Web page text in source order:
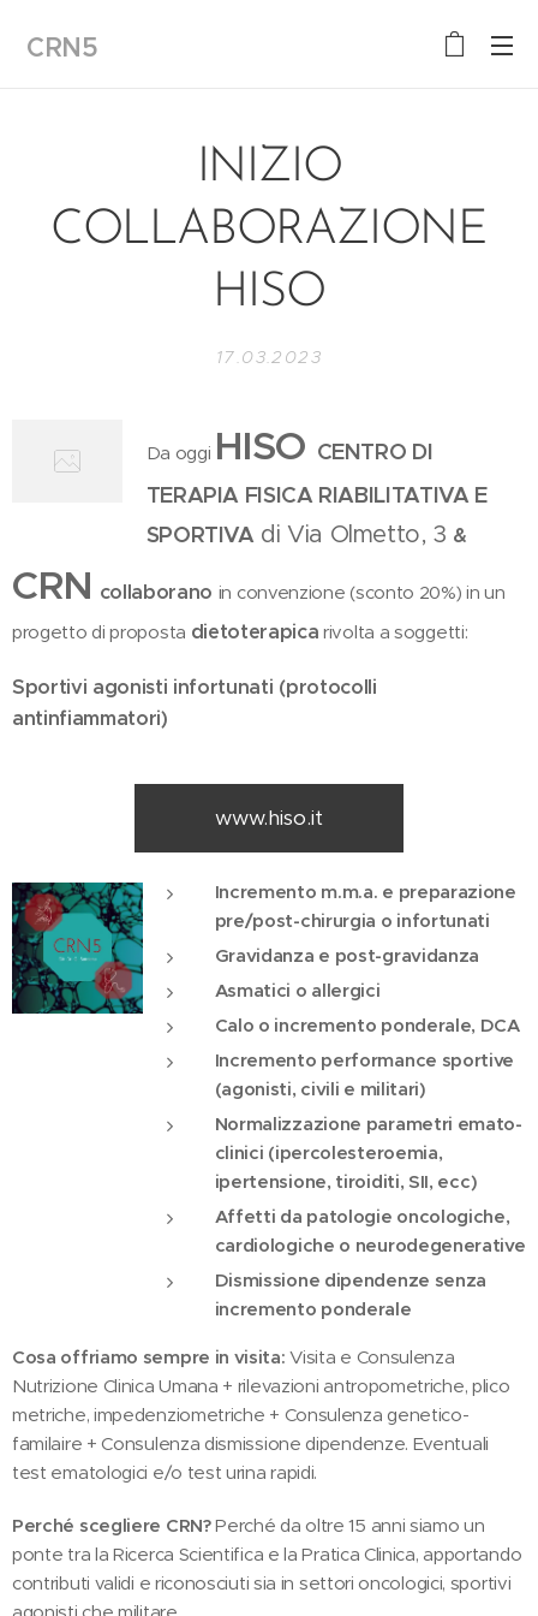
CRN5
INIZIO
COLLABORAZIONE
HISO
17.03.2023
Da oggi HISO CENTRO DI
TERAPIA FISICA RIABILITATIVA E
SPORTIVA di Via Olmetto, 3 &
CRN collaborano in convenzione (sconto 20%) in un
progetto di proposta dietoterapica rivolta a soggetti:
Sportivi agonisti infortunati (protocolli
antinfiammatori)
www.hiso.it
Incremento m.m.a. e preparazione
pre/post-chirurgia o infortunati
Gravidanza e post-gravidanza
Asmatici o allergici
Calo o incremento ponderale, DCA
Incremento performance sportive
(agonisti, civili e militari)
Normalizzazione parametri emato-
clinici (ipercolesteroemia,
ipertensione, tiroiditi, SII, ecc)
Affetti da patologie oncologiche,
cardiologiche o neurodegenerative
Dismissione dipendenze senza
incremento ponderale
Cosa offriamo sempre in visita: Visita e Consulenza
Nutrizione Clinica Umana + rilevazioni antropometriche, plico
metriche, impedenziometriche + Consulenza genetico-
familaire + Consulenza dismissione dipendenze. Eventuali
test ematologici e/o test urina rapidi.
Perché scegliere CRN?Perché da oltre 15 anni siamo un
ponte tra la Ricerca Scientifica e la Pratica Clinica, apportando
contributi validi e riconosciuti sia in settori oncologici, sportivi